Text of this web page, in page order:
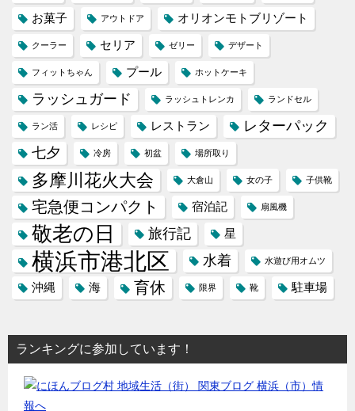
お菓子 アウトドア オリオンモトブリゾート
クーラー セリア ゼリー デザート
フィットちゃん プール ホットケーキ
ラッシュガード ラッシュトレンカ ランドセル
ラン活 レシピ レストラン
レターパック
七夕
冷房 初盆 場所取り
多摩川花火大会 大倉山 女の子 子供靴
宅急便コンパクト 宿泊記 扇風機
敬老の日 旅行記 星
横浜市港北区 水着 水遊び用オムツ
沖縄 海 育休 限界 靴 駐車場
ランキングに参加しています！